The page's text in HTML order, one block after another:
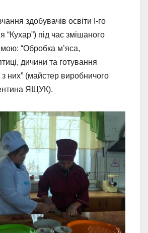
здобувачів освіти І-го
“Кухар”) під час змішаного
“Обробка м’яса,
дичини та готування
з них” (майстер виробничого
ЯЩУК).